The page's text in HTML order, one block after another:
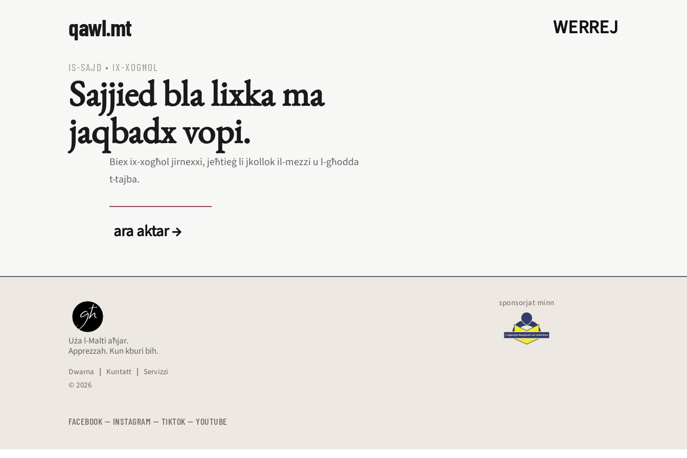
qawl.mt WERREJ
IS‑SAJD • IX‑XOGĦOL
Sajjied bla lixka ma
jaqbadx vopi.
Biex ix‑xogħol jirnexxi, jeħtieġ li jkollok il‑mezzi u l‑għodda
t‑tajba.
ara aktar →
Uża l-Malti aħjar.
Apprezzah. Kun kburi bih.
Dwarna | Kuntatt | Servizzi
© 2026
FACEBOOK — INSTAGRAM — TIKTOK — YOUTUBE
sponsorjat minn